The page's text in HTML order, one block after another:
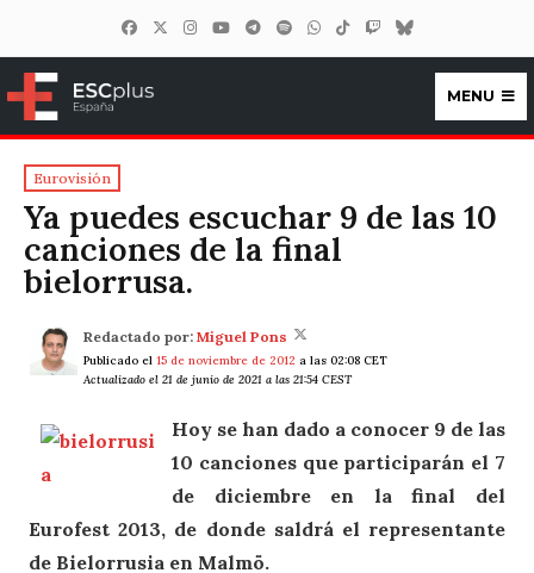
ESCplus España
MENU
Eurovisión
Ya puedes escuchar 9 de las 10
canciones de la final
bielorrusa.
Redactado por: Miguel Pons
Publicado el 15 de noviembre de 2012 a las 02:08 CET
Actualizado el 21 de junio de 2021 a las 21:54 CEST
Hoy se han dado a conocer 9 de las
10 canciones que participarán el 7
de diciembre en la final del
Eurofest 2013, de donde saldrá el representante
de Bielorrusia en Malmö.